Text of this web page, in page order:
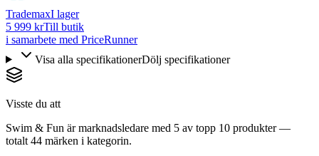
TrademaxI lager
5 999 krTill butik
i samarbete med PriceRunner
Visa alla specifikationerDölj specifikationer
Visste du att
Swim & Fun är marknadsledare med 5 av topp 10 produkter —
totalt 44 märken i kategorin.